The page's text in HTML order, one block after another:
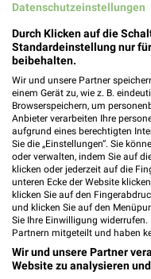
25,2
Wohnenpreishits
Gültig bis Fr. 14.08.
XXXLutz
Datenschutzeinstellungen
Durch Klicken auf die
Standardeinstellung nur
beibehalten.
Wir und unsere Partner
einem Gerät zu, wie z. B.
Browserspeichern, um
Anbieter verarbeiten Ihre
aufgrund eines berechtigten
Sie die „Einstellungen“. Sie
oder verwalten, indem Sie auf
klicken oder jederzeit auf die
unteren Ecke der Website
klicken Sie auf den
und klicken Sie auf den
Sie Ihre Einwilligung
Partnern mitgeteilt und haben
Wir und unsere Partner
Website zu analysieren